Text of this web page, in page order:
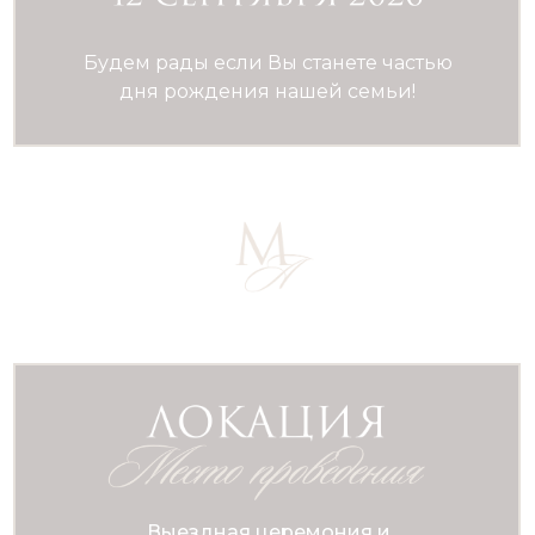
Будем рады если Вы станете частью
дня рождения нашей семьи!